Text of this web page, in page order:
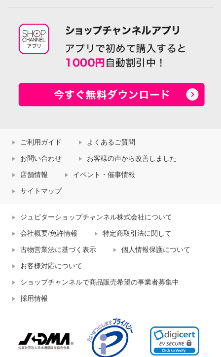
ご利用ガイド よくあるご質問
お問い合わせ お客様の声から改善しました
店舗情報 イベント・催事情報
サイトマップ
ジュピターショップチャンネル株式会社について
会社概要/免許情報 特定商取引法に関して
古物営業法に基づく表示 個人情報保護について
お客様対応について
ショップチャンネルで商品販売希望の事業者募集中
採用情報